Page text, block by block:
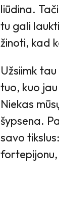
liūdina.
tu gali
žinoti, kad
Užsiimk
tuo, kuo
Niekas
šypsena.
savo